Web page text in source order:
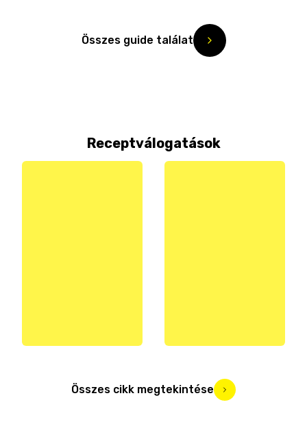
Összes guide találat
Receptválogatások
Összes cikk megtekintése